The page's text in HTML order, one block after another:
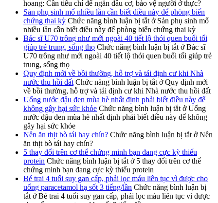
hoang: Cần tiêu chí để ngăn đầu cơ, bảo vệ người ở thực?
Sản phụ sinh mổ nhiều lần cần biết điều này để phòng biến
chứng thai kỳ Chức năng bình luận bị tắt ở Sản phụ sinh mổ
nhiều lần cần biết điều này để phòng biến chứng thai kỳ
Bác sĩ U70 trông như mới ngoài 40 tiết lộ thói quen buổi tối
giúp trẻ trung, sống thọ Chức năng bình luận bị tắt ở Bác sĩ
U70 trông như mới ngoài 40 tiết lộ thói quen buổi tối giúp trẻ
trung, sống thọ
Quy định mới về bồi thường, hỗ trợ và tái định cư khi Nhà
nước thu hồi đất Chức năng bình luận bị tắt ở Quy định mới
về bồi thường, hỗ trợ và tái định cư khi Nhà nước thu hồi đất
Uống nước đậu đen mùa hè nhất định phải biết điều này để
không gây hại sức khỏe Chức năng bình luận bị tắt ở Uống
nước đậu đen mùa hè nhất định phải biết điều này để không
gây hại sức khỏe
Nên ăn thịt bò tái hay chín? Chức năng bình luận bị tắt ở Nên
ăn thịt bò tái hay chín?
5 thay đổi trên cơ thể chứng minh bạn đang cực kỳ thiếu
protein Chức năng bình luận bị tắt ở 5 thay đổi trên cơ thể
chứng minh bạn đang cực kỳ thiếu protein
Bé trai 4 tuổi suy gan cấp, phải lọc máu liên tục vì được cho
uống paracetamol hạ sốt 3 tiếng/lần Chức năng bình luận bị
tắt ở Bé trai 4 tuổi suy gan cấp, phải lọc máu liên tục vì được